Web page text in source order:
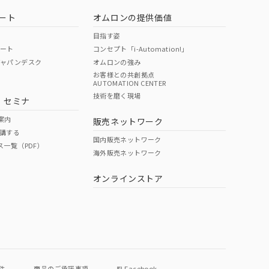
ト
ト
パンデスク
セミナ
内
する
覧（PDF）
オムロンの提供価値
目指す姿
コンセプト「i-Automation!」
オムロンの強み
お客様との共創拠点
AUTOMATION CENTER
技術を磨く現場
販売ネットワーク
国内販売ネットワーク
海外販売ネットワーク
オンラインストア